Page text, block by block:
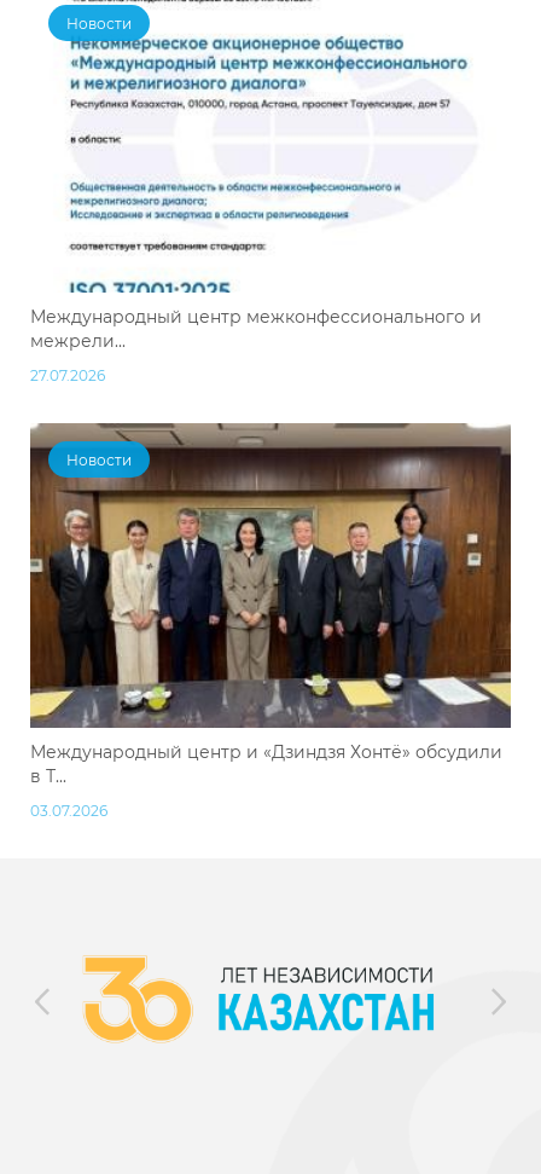
Новости
Международный центр межконфессионального и
межрели...
27.07.2026
Новости
Международный центр и «Дзиндзя Хонтё» обсудили
в Т...
03.07.2026